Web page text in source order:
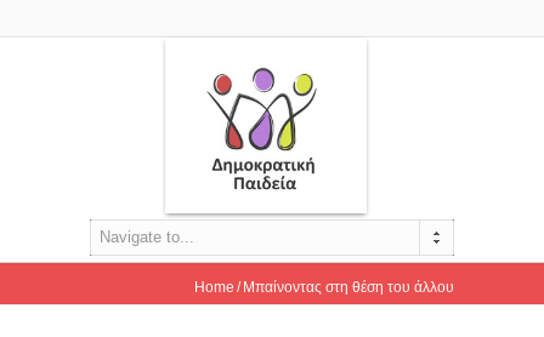
Navigate to...
Home Μπαίνοντας στη θέση του άλλου